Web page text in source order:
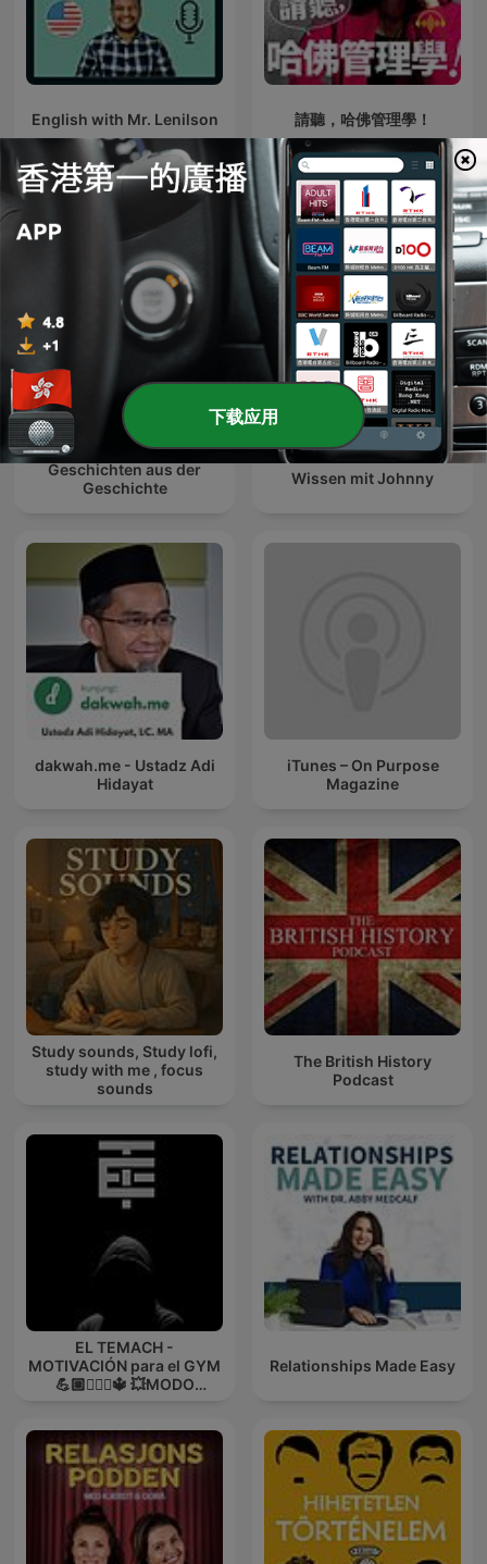
English with Mr. Lenilson 請聽，哈佛管理學！
國際 教育 播客
Geschichten aus der
Geschichte
Wissen mit Johnny
dakwah.me - Ustadz Adi
Hidayat
iTunes – On Purpose
Magazine
Study sounds, Study lofi,
study with me , focus
sounds
The British History
Podcast
EL TEMACH -
MOTIVACIÓN para el GYM
💪🏼🏋🏻‍♀🔱 💥MODO
Relationships Made Easy
下载应用